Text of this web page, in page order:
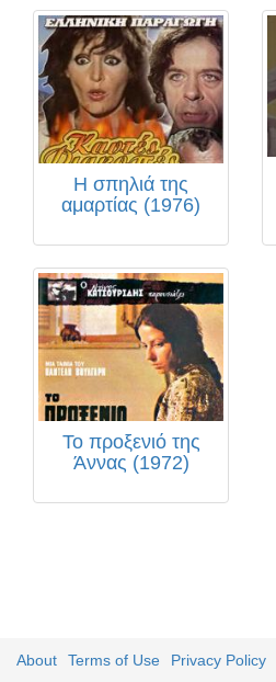
Η σπηλιά της
αμαρτίας (1976)
Το προξενιό της
Άννας (1972)
About Terms of Use Privacy Policy